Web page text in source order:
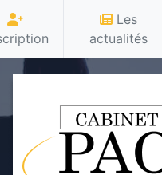
Les
actualités